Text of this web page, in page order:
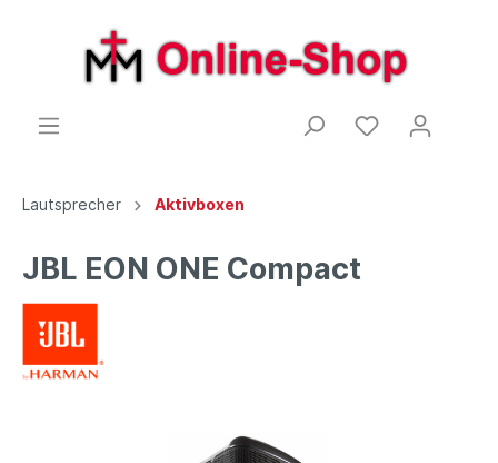
Lautsprecher Aktivboxen
JBL EON ONE Compact